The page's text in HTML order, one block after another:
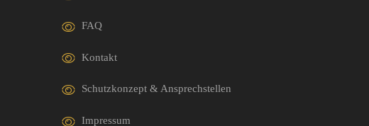
FAQ
Kontakt
Schutzkonzept & Ansprechstellen
Impressum